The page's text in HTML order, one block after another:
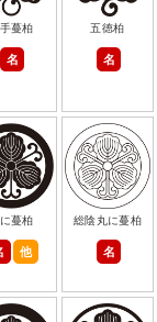
蔓柏
名
五徳柏
名
蔓柏
他
総陰丸に蔓柏
名